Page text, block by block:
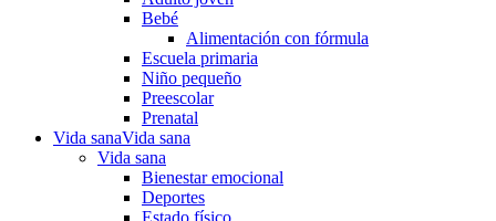
Bebé
Alimentación con fórmula
Escuela primaria
Niño pequeño
Preescolar
Prenatal
Vida sanaVida sana
Vida sana
Bienestar emocional
Deportes
Estado físico